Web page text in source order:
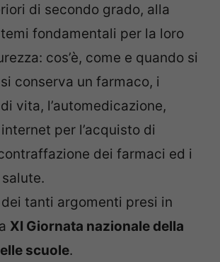
di secondo grado, alla
fondamentali per la loro
cos’è, come e quando si
conserva un farmaco, i
vita, l’automedicazione,
per l’acquisto di
dei farmaci ed i
tanti argomenti presi in
XI Giornata nazionale della
scuole.